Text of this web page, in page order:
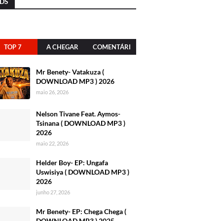
TOP 7 A CHEGAR COMENTÁRI
Mr Benety- Vatakuza (
DOWNLOAD MP3 ) 2026
maio 26, 2026
Nelson Tivane Feat. Aymos-
Tsinana ( DOWNLOAD MP3 )
2026
maio 22, 2026
Helder Boy- EP: Ungafa
Uswisiya ( DOWNLOAD MP3 )
2026
junho 27, 2026
Mr Benety- EP: Chega Chega (